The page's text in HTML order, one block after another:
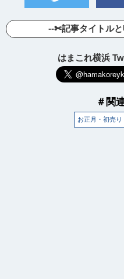
--✄記事タイトル
はまこれ横浜
＃関
お正月・初売り